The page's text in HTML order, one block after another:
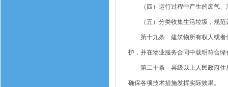
（四）运行过程中产生的废气、
（五）分类收集生活垃圾，规范
第十九条 建筑物所有权人或者使
护，并在物业服务合同中载明符合
第二十条 县级以上人民政府住房
确保各项技术措施发挥实际效果。